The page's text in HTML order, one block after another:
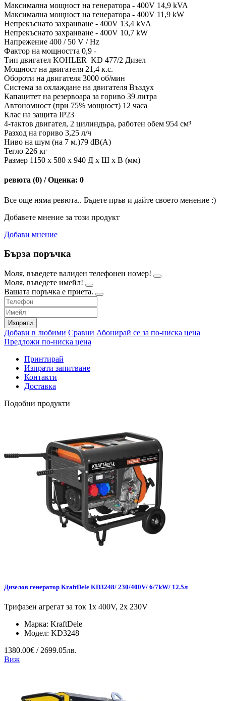
Максимална мощност на генератора - 400V 14,9 kVA
Максимална мощност на генератора - 400V 11,9 kW
Непрекъснато захранване - 400V 13,4 kVA
Непрекъснато захранване - 400V 10,7 kW
Напрежение 400 / 50 V / Hz
Фактор на мощността 0,9 -
Тип двигател KOHLER KD 477/2 Дизел
Мощност на двигателя 21,4 к.с.
Обороти на двигателя 3000 об/мин
Система за охлаждане на двигателя Въздух
Капацитет на резервоара за гориво 39 литра
Автономност (при 75% мощност) 12 часа
Клас на защита IP23
4-тактов двигател, 2 цилиндъра, работен обем 954 см³
Разход на гориво 3,25 л/ч
Ниво на шум (на 7 м.)79 dB(A)
Тегло 226 кг
Размер 1150 x 580 x 940 Д x Ш x В (мм)
ревюта (0) / Оценка: 0
Все още няма ревюта.. Бъдете пръв и дайте своето менение :)
Добавете мнение за този продукт
Добави мнение
Бърза поръчка
Моля, въведете валиден телефонен номер!
Моля, въведете имейл!
Вашата поръчка е приета.
Изпрати
Добави в любими Сравни Абонирай се за по-ниска цена
Предложи по-ниска цена
Принтирай
Изпрати запитване
Контакти
Доставка
Подобни продукти
Дизелов генератор KraftDele KD3248/ 230/400V/ 6/7kW/ 12.5л
Трифазен агрегат за ток 1x 400V, 2x 230V
Марка: KraftDele
Модел: KD3248
1380.00€ / 2699.05лв.
Виж